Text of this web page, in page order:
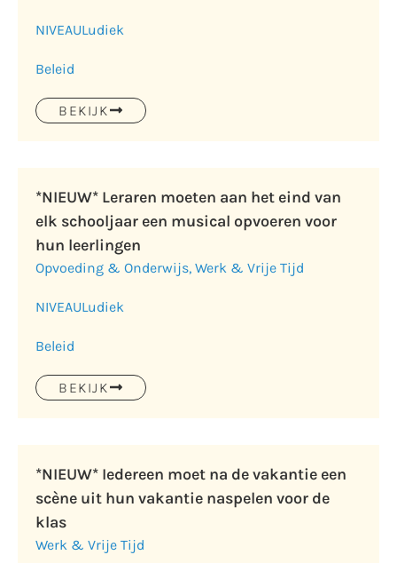
NIVEAULudiek
Beleid
BEKIJK
*NIEUW* Leraren moeten aan het eind van
elk schooljaar een musical opvoeren voor
hun leerlingen
Opvoeding & Onderwijs, Werk & Vrije Tijd
NIVEAULudiek
Beleid
BEKIJK
*NIEUW* Iedereen moet na de vakantie een
scène uit hun vakantie naspelen voor de
klas
Werk & Vrije Tijd